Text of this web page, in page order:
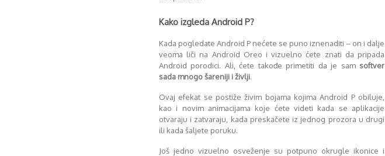
Kako izgleda Android P?
Kada pogledate Android P nećete se puno iznenaditi – on i dalje
veoma liči na Android Oreo i vizuelno ćete znati da pripada
Android porodici. Ali, ćete takođe primetiti da je sam softver
sada mnogo šareniji i življi.
Ovaj efekat se postiže živim bojama kojima Android P obiluje,
kao i novim animacijama koje ćete videti kada se aplikacije
otvaraju i zatvaraju, kada preskačete iz jednog prozora u drugi
ili kada šaljete poruku.
Još jedno vizuelno osveženje su potpuno okrugle ikonice i